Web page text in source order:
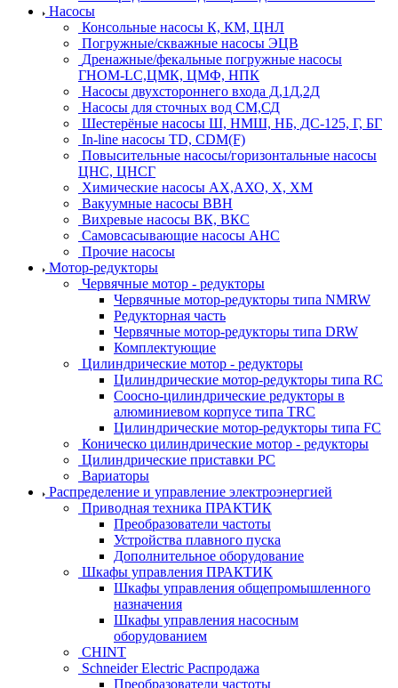
Насосы
Консольные насосы К, КМ, ЦНЛ
Погружные/скважные насосы ЭЦВ
Дренажные/фекальные погружные насосы
ГНОМ-LC,ЦМК, ЦМФ, НПК
Насосы двухстороннего входа Д,1Д,2Д
Насосы для сточных вод СМ,СД
Шестерёные насосы Ш, НМШ, НБ, ДС-125, Г, БГ
In-line насосы TD, CDM(F)
Повысительные насосы/горизонтальные насосы
ЦНС, ЦНСГ
Химические насосы АХ,АХО, Х, ХМ
Вакуумные насосы ВВН
Вихревые насосы ВК, ВКС
Самовсасывающие насосы АНС
Прочие насосы
Мотор-редукторы
Червячные мотор - редукторы
Червячные мотор-редукторы типа NMRW
Редукторная часть
Червячные мотор-редукторы типа DRW
Комплектующие
Цилиндрические мотор - редукторы
Цилиндрические мотор-редукторы типа RC
Соосно-цилиндрические редукторы в
алюминиевом корпусе типа TRC
Цилиндрические мотор-редукторы типа FC
Коническо цилиндрические мотор - редукторы
Цилиндрические приставки PC
Вариаторы
Распределение и управление электроэнергией
Приводная техника ПРАКТИК
Преобразователи частоты
Устройства плавного пуска
Дополнительное оборудование
Шкафы управления ПРАКТИК
Шкафы управления общепромышленного
назначения
Шкафы управления насосным
оборудованием
CHINT
Schneider Electric Распродажа
Преобразователи частоты